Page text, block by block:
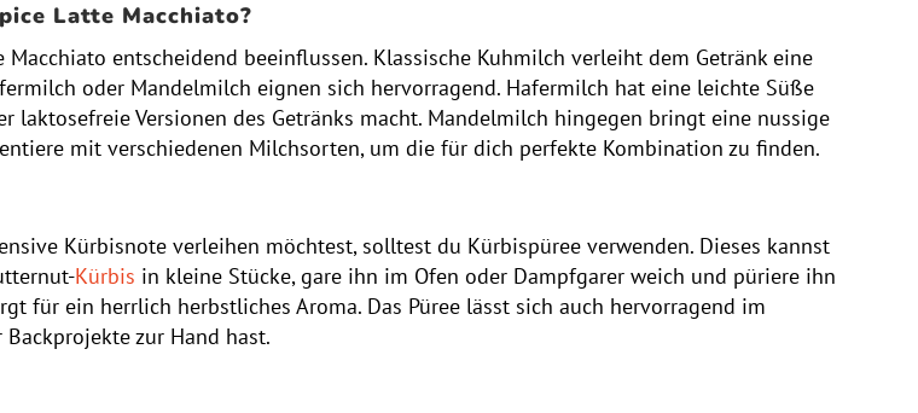
Latte Macchiato?
entscheidend beeinflussen. Klassische Kuhmilch verleiht dem Getränk eine
oder Mandelmilch eignen sich hervorragend. Hafermilch hat eine leichte Süße
laktosefreie Versionen des Getränks macht. Mandelmilch hingegen bringt eine nussige
mit verschiedenen Milchsorten, um die für dich perfekte Kombination zu finden.
Kürbisnote verleihen möchtest, solltest du Kürbispüree verwenden. Dieses kannst
Kürbis in kleine Stücke, gare ihn im Ofen oder Dampfgarer weich und püriere ihn
für ein herrlich herbstliches Aroma. Das Püree lässt sich auch hervorragend im
zur Hand hast.